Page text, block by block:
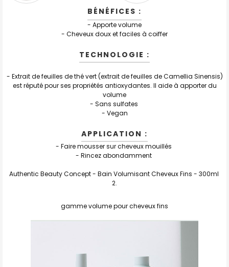
BÉNÉFICES :
- Apporte volume
- Cheveux doux et faciles à coiffer
TECHNOLOGIE :
- Extrait de feuilles de thé vert (extrait de feuilles de Camellia Sinensis)
est réputé pour ses propriétés antioxydantes. Il aide à apporter du
volume
- Sans sulfates
- Vegan
APPLICATION :
- Faire mousser sur cheveux mouillés
- Rincez abondamment
Authentic Beauty Concept - Bain Volumisant Cheveux Fins - 300ml
gamme volume pour cheveux fins